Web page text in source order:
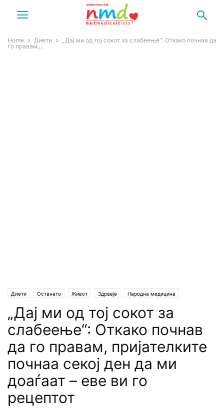
Home Диети
„Дај ми од тој сокот за слабеење“: Откако почнав да
го правам,...
Диети Останато Живот Здравје Народна медицина
„Дај ми од тој сокот за
слабеење“: Откако почнав
да го правам, пријателките
почнаа секој ден да ми
доаѓаат – еве ви го
рецептот